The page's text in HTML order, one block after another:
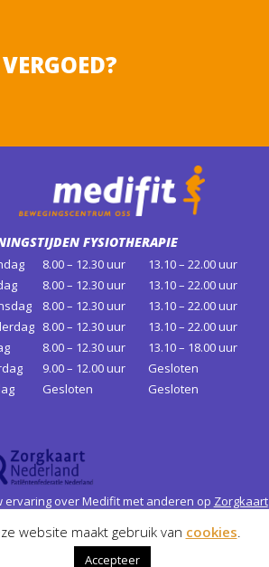
FYSIOTHERAPIE
8.00 – 12.30 uur
13.10 – 22.00 uur
8.00 – 12.30 uur
13.10 – 22.00 uur
8.00 – 12.30 uur
13.10 – 22.00 uur
8.00 – 12.30 uur
13.10 – 22.00 uur
8.00 – 12.30 uur
13.10 – 18.00 uur
9.00 – 12.00 uur
Gesloten
Gesloten Gesloten
ervaring over Medifit met anderen op Zorgkaart
website maakt gebruik van cookies.
Accepteer